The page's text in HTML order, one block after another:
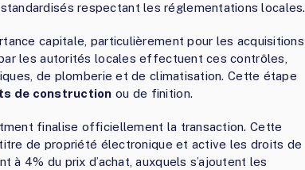
respectant les réglementations locales.
capitale, particulièrement pour les acquisitions
les autorités locales effectuent ces contrôles,
de plomberie et de climatisation. Cette étape
de construction ou de finition.
finalise officiellement la transaction. Cette
de propriété électronique et active les droits de
à 4% du prix d’achat, auxquels s’ajoutent les